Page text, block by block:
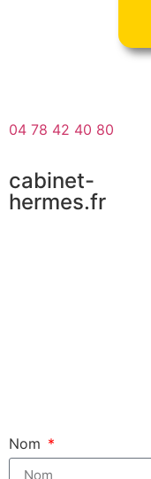
04 78 42 40 80
cabinet-
hermes.fr
Nom